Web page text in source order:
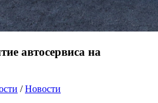
автосервиса на
/Новости